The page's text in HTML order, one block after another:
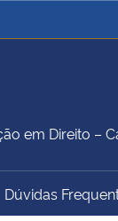
e
em Direito –
Dúvidas